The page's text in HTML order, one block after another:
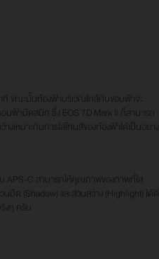
ขณะนั้นท้องฟ้าบริเวณใกล้กับขอบฟ้าจะ
นฟ้ามืดสนิท ซึ่ง EOS 7D Mark ll ก็สามารถ
เหมาะกับการไล่โทนสีของท้องฟ้าได้เป็นอย่าง
APS-C สามารถให้คุณภาพของภาพที่ใส
นมืด (Shadow) และส่วนสว่าง (Highlight) ได้ดี
งๆ ครับ